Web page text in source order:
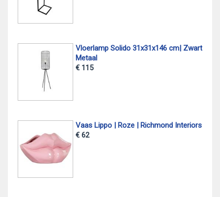
Vloerlamp Solido 31x31x146 cm| Zwart
Metaal
€ 115
Vaas Lippo | Roze | Richmond Interiors
€ 62